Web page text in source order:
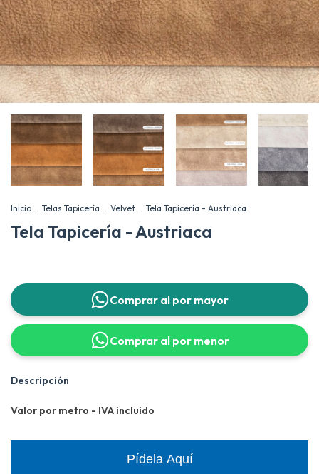
Inicio . Telas Tapicería . Velvet . Tela Tapicería - Austriaca
Tela Tapicería - Austriaca
Comprar al por mayor
Comprar al por menor
Descripción
Valor por metro - IVA incluido
Pídela Aquí